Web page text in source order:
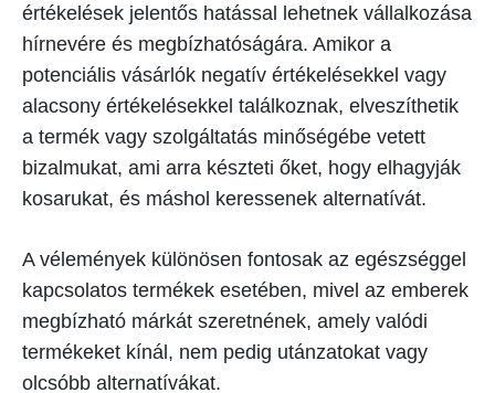
értékelések jelentős hatással lehetnek vállalkozása
hírnevére és megbízhatóságára. Amikor a
potenciális vásárlók negatív értékelésekkel vagy
alacsony értékelésekkel találkoznak, elveszíthetik
a termék vagy szolgáltatás minőségébe vetett
bizalmukat, ami arra készteti őket, hogy elhagyják
kosarukat, és máshol keressenek alternatívát.
A vélemények különösen fontosak az egészséggel
kapcsolatos termékek esetében, mivel az emberek
megbízható márkát szeretnének, amely valódi
termékeket kínál, nem pedig utánzatokat vagy
olcsóbb alternatívákat.